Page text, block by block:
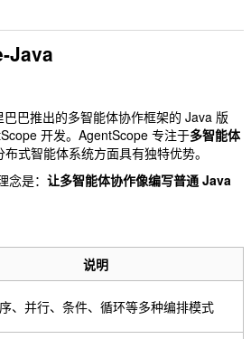
Java
巴巴推出的多智能体协作框架的 Java 版
开发。AgentScope 专注于多智能体
布式智能体系统方面具有独特优势。
是： 让多智能体协作像编写普通 Java
说明
、并行、条件、循环等多种编排模式